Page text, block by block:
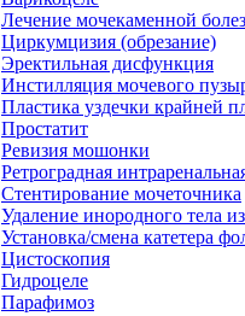
Лечение мочекаменной
Циркумцизия (обрезание)
Эректильная дисфункция
Инстилляция мочевого
Пластика уздечки крайней
Простатит
Ревизия мошонки
Ретроградная
Стентирование мочеточника
Удаление инородного тела
Установка/смена катетера
Цистоскопия
Гидроцеле
Парафимоз